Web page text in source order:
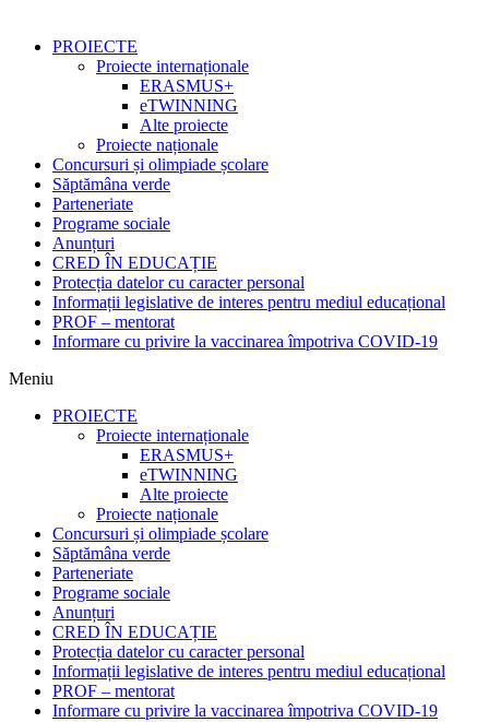
PROIECTE
Proiecte internaționale
ERASMUS+
eTWINNING
Alte proiecte
Proiecte naționale
Concursuri și olimpiade școlare
Săptămâna verde
Parteneriate
Programe sociale
Anunțuri
CRED ÎN EDUCAȚIE
Protecția datelor cu caracter personal
Informații legislative de interes pentru mediul educațional
PROF – mentorat
Informare cu privire la vaccinarea împotriva COVID-19
Meniu
PROIECTE
Proiecte internaționale
ERASMUS+
eTWINNING
Alte proiecte
Proiecte naționale
Concursuri și olimpiade școlare
Săptămâna verde
Parteneriate
Programe sociale
Anunțuri
CRED ÎN EDUCAȚIE
Protecția datelor cu caracter personal
Informații legislative de interes pentru mediul educațional
PROF – mentorat
Informare cu privire la vaccinarea împotriva COVID-19